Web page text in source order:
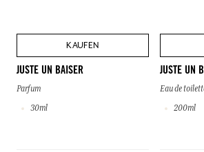
KAUFEN
JUSTE UN BAISER
Parfum
30ml
JUSTE UN
Eau de
200ml